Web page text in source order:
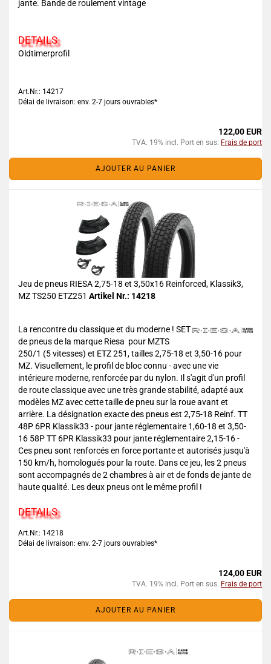
jante. Bande de roulement vintage
DETAILS
Oldtimerprofil
Art.Nr.: 14217
Délai de livraison: env. 2-7 jours ouvrables*
122,00 EUR
TVA. 19% incl. Port en sus. Frais de port
AJOUTER AU PANIER
Jeu de pneus RIESA 2,75-18 et 3,50x16 Reinforced, Klassik3,
MZ TS250 ETZ251 Artikel Nr.: 14218
La rencontre du classique et du moderne ! SET
de pneus de la marque Riesa pour MZTS
250/1 (5 vitesses) et ETZ 251, tailles 2,75-18 et 3,50-16 pour
MZ. Visuellement, le profil de bloc connu - avec une vie
intérieure moderne, renforcée par du nylon. Il s'agit d'un profil
de route classique avec une très grande stabilité, adapté aux
modèles MZ avec cette taille de pneu sur la roue avant et
arrière. La désignation exacte des pneus est 2,75-18 Reinf. TT
48P 6PR Klassik33 - pour jante réglementaire 1,60-18 et 3,50-
16 58P TT 6PR Klassik33 pour jante réglementaire 2,15-16 -
Ces pneu sont renforcés en force portante et autorisés jusqu'à
150 km/h, homologués pour la route. Dans ce jeu, les 2 pneus
sont accompagnés de 2 chambres à air et de fonds de jante de
haute qualité. Les deux pneus ont le même profil !
DETAILS
Art.Nr.: 14218
Délai de livraison: env. 2-7 jours ouvrables*
124,00 EUR
TVA. 19% incl. Port en sus. Frais de port
AJOUTER AU PANIER